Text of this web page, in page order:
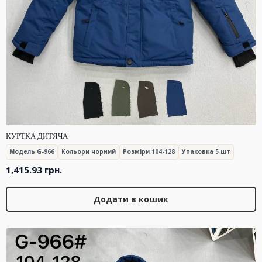
КУРТКА ДИТЯЧА
Модель G-966 Кольори чорний Розміри 104-128 Упаковка 5 шт
1,415.93 грн.
Додати в кошик